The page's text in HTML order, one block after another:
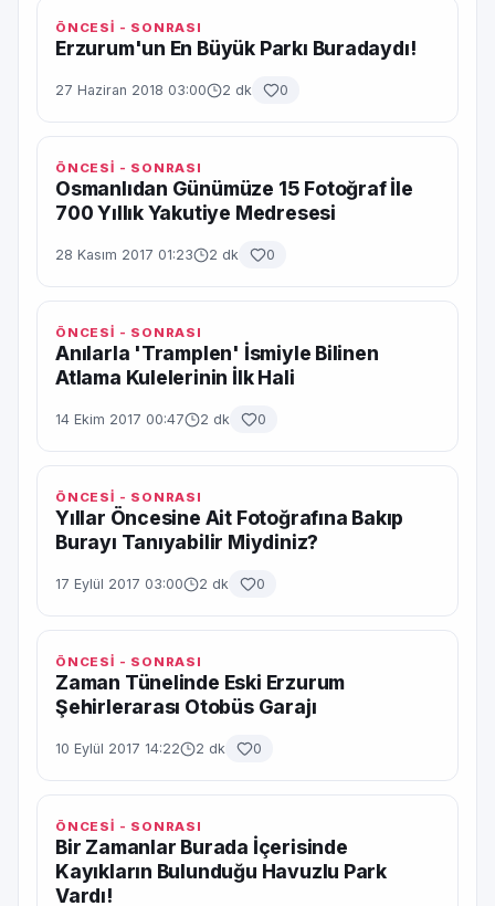
ÖNCESİ - SONRASI
Erzurum'un En Büyük Parkı Buradaydı!
27 Haziran 2018 03:00 2 dk 0
ÖNCESİ - SONRASI
Osmanlıdan Günümüze 15 Fotoğraf İle
700 Yıllık Yakutiye Medresesi
28 Kasım 2017 01:23 2 dk 0
ÖNCESİ - SONRASI
Anılarla 'Tramplen' İsmiyle Bilinen
Atlama Kulelerinin İlk Hali
14 Ekim 2017 00:47 2 dk 0
ÖNCESİ - SONRASI
Yıllar Öncesine Ait Fotoğrafına Bakıp
Burayı Tanıyabilir Miydiniz?
17 Eylül 2017 03:00 2 dk 0
ÖNCESİ - SONRASI
Zaman Tünelinde Eski Erzurum
Şehirlerarası Otobüs Garajı
10 Eylül 2017 14:22 2 dk 0
ÖNCESİ - SONRASI
Bir Zamanlar Burada İçerisinde
Kayıkların Bulunduğu Havuzlu Park
Vardı!